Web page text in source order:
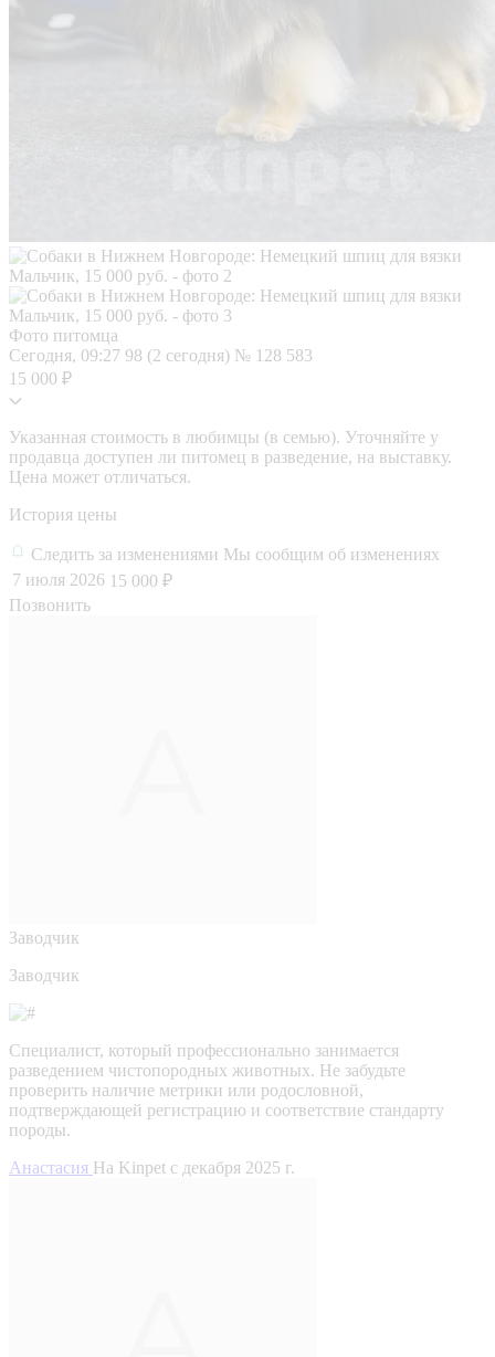
Фото питомца
Сегодня, 09:27 98 (2 сегодня) № 128 583
15 000 ₽
Указанная стоимость в любимцы (в семью). Уточняйте у
продавца доступен ли питомец в разведение, на выставку.
Цена может отличаться.
История цены
Следить за изменениями Мы сообщим об изменениях
7 июля 2026 15 000 ₽
Позвонить
Заводчик
Заводчик
Специалист, который профессионально занимается
разведением чистопородных животных. Не забудьте
проверить наличие метрики или родословной,
подтверждающей регистрацию и соответствие стандарту
породы.
Анастасия На Kinpet c декабря 2025 г.